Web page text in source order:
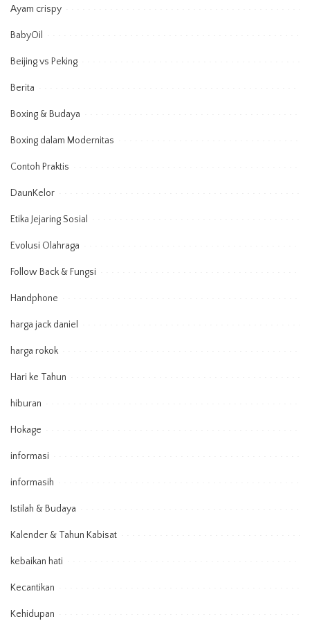
Ayam crispy
BabyOil
Beijing vs Peking
Berita
Boxing & Budaya
Boxing dalam Modernitas
Contoh Praktis
DaunKelor
Etika Jejaring Sosial
Evolusi Olahraga
Follow Back & Fungsi
Handphone
harga jack daniel
harga rokok
Hari ke Tahun
hiburan
Hokage
informasi
informasih
Istilah & Budaya
Kalender & Tahun Kabisat
kebaikan hati
Kecantikan
Kehidupan